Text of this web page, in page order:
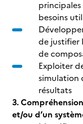
besoins
de justifier
de
Exploiter
simulation
résultats
3.
et/ou d’un